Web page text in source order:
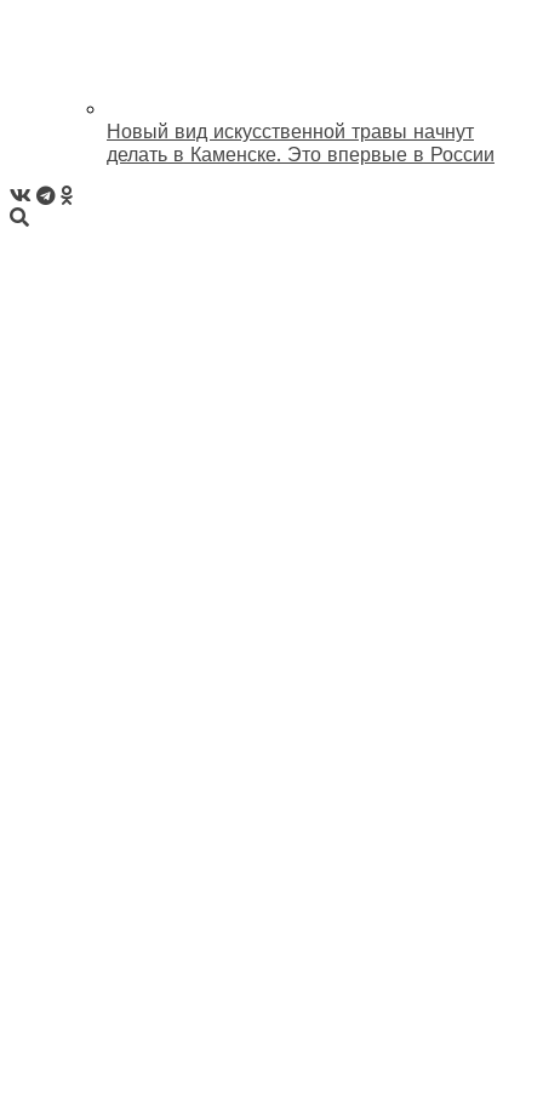
Новый вид искусственной травы начнут
делать в Каменске. Это впервые в России